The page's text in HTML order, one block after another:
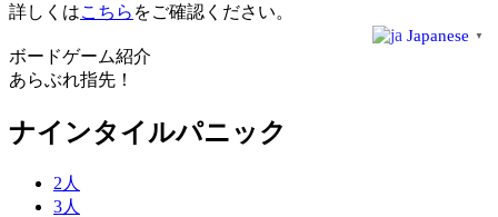
詳しくはこちら をご確認ください。
Japanese ▼
ボードゲーム紹介
あらぶれ指先！
ナインタイルパニック
2人
3人